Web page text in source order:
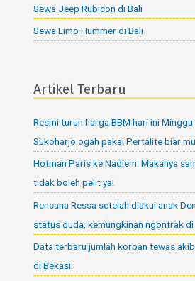
Sewa Jeep Rubicon di Bali
Sewa Limo Hummer di Bali
Artikel Terbaru
Resmi turun harga BBM hari ini
Sukoharjo ogah pakai Pertalite biar
Hotman Paris ke Nadiem: Makanya
tidak boleh pelit ya!
Rencana Ressa setelah diakui anak
status duda, kemungkinan ngontrak di
Data terbaru jumlah korban tewas
di Bekasi.